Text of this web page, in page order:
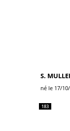
S.
né le 17/
183